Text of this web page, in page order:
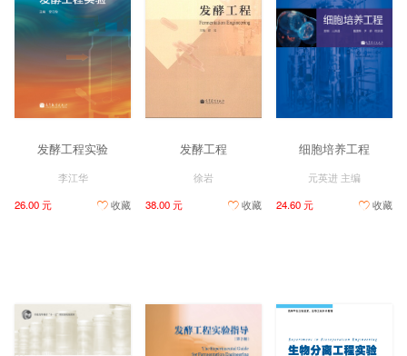
发酵工程实验
李江华
26.00 元
收藏
发酵工程
徐岩
38.00 元
收藏
细胞培养工程
元英进 主编
24.60 元
收藏